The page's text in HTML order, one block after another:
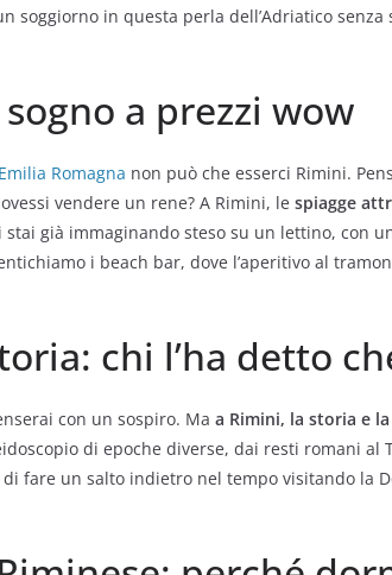
soggiorno in questa perla dell’Adriatico
a prezzi wow
Romagna non può che esserci Rimini.
vendere un rene? A Rimini, le spiagge
già immaginando steso su un lettino, con
i beach bar, dove l’aperitivo al
chi l’ha detto
con un sospiro. Ma a Rimini, la storia e
di epoche diverse, dai resti romani al
fare un salto indietro nel tempo visitando la